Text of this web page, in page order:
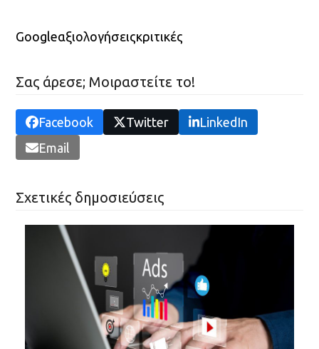
Googleαξιολογήσειςκριτικές
Σας άρεσε; Μοιραστείτε το!
Facebook Twitter
LinkedIn
Email
Σχετικές δημοσιεύσεις